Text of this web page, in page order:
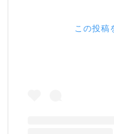
この投